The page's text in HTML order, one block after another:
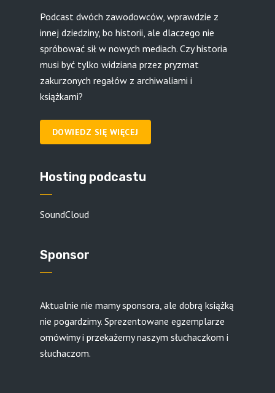
Podcast dwóch zawodowców, wprawdzie z
innej dziedziny, bo historii, ale dlaczego nie
spróbować sił w nowych mediach. Czy historia
musi być tylko widziana przez pryzmat
zakurzonych regałów z archiwaliami i
książkami?
DOWIEDZ SIĘ WIĘCEJ
Hosting podcastu
SoundCloud
Sponsor
Aktualnie nie mamy sponsora, ale dobrą książką
nie pogardzimy. Sprezentowane egzemplarze
omówimy i przekażemy naszym słuchaczkom i
słuchaczom.